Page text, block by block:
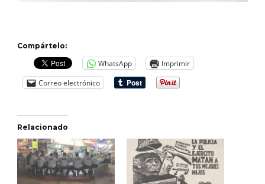
Compártelo:
WhatsApp
Imprimir
Correo electrónico
Relacionado